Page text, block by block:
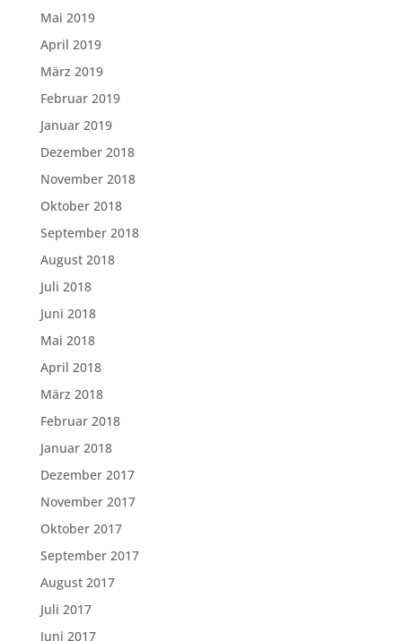
Mai 2019
April 2019
März 2019
Februar 2019
Januar 2019
Dezember 2018
November 2018
Oktober 2018
September 2018
August 2018
Juli 2018
Juni 2018
Mai 2018
April 2018
März 2018
Februar 2018
Januar 2018
Dezember 2017
November 2017
Oktober 2017
September 2017
August 2017
Juli 2017
Juni 2017